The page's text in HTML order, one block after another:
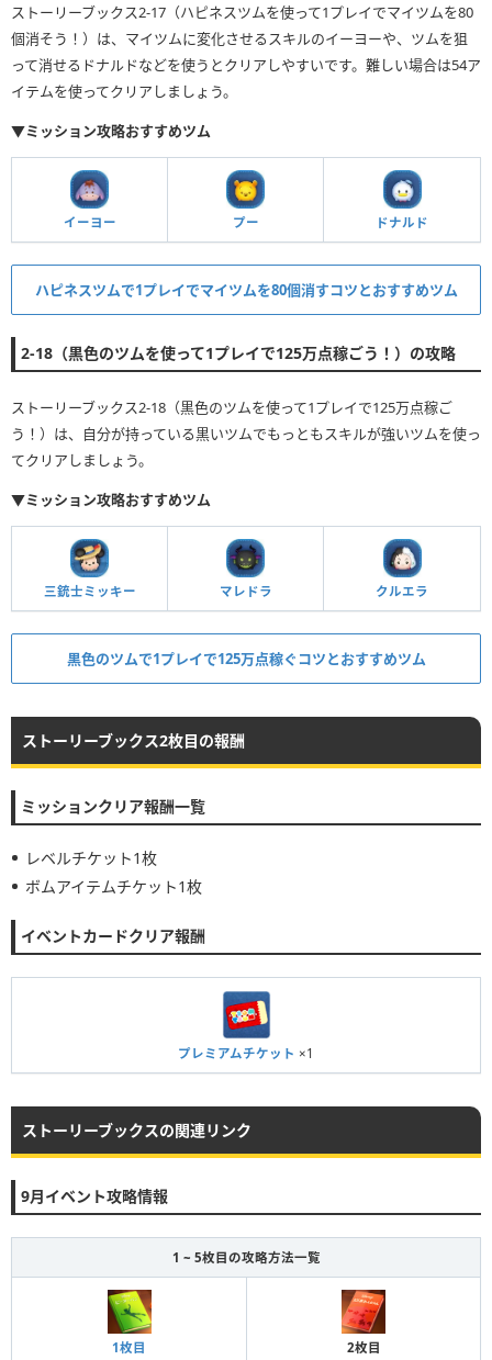
ストーリーブックス2-17（ハピネスツムを使って1プレイでマイツムを80
個消そう！）は、マイツムに変化させるスキルのイーヨーや、ツムを狙
って消せるドナルドなどを使うとクリアしやすいです。難しい場合は54ア
イテムを使ってクリアしましょう。
▼ミッション攻略おすすめツム
イーヨー プー ドナルド
ハピネスツムで1プレイでマイツムを80個消すコツとおすすめツム
2-18（黒色のツムを使って1プレイで125万点稼ごう！）の攻略
ストーリーブックス2-18（黒色のツムを使って1プレイで125万点稼ご
う！）は、自分が持っている黒いツムでもっともスキルが強いツムを使っ
てクリアしましょう。
▼ミッション攻略おすすめツム
三銃士ミッキー マレドラ クルエラ
黒色のツムで1プレイで125万点稼ぐコツとおすすめツム
ストーリーブックス2枚目の報酬
ミッションクリア報酬一覧
レベルチケット1枚
ボムアイテムチケット1枚
イベントカードクリア報酬
プレミアムチケット ×1
ストーリーブックスの関連リンク
9月イベント攻略情報
1 ~ 5枚目の攻略方法一覧
1枚目 2枚目